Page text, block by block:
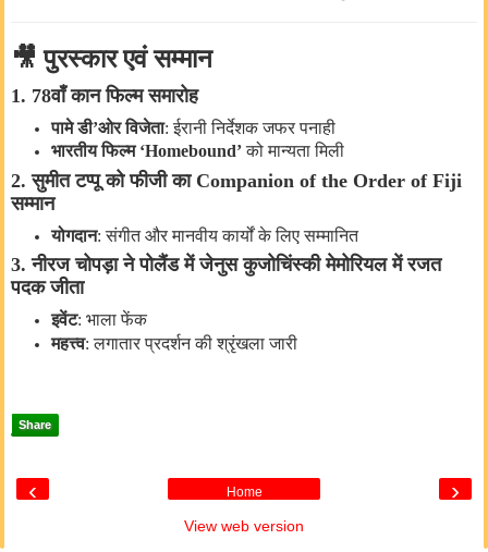
🎥पुरस्कार एवं सम्मान
1. 78वाँ कान फिल्म समारोह
पामे डी’ओर विजेता:ईरानी निर्देशक जफर पनाही
भारतीय फिल्म‘Homebound’ को मान्यता मिली
2.सुमीत टप्पू को फीजी काCompanion of the Order of Fiji
सम्मान
योगदान:संगीत और मानवीय कार्यों के लिए सम्मानित
3.नीरज चोपड़ा ने पोलैंड में जेनुस कुजोचिंस्की मेमोरियल में रजत
पदक जीता
इवेंट:भाला फेंक
महत्त्व:लगातार प्रदर्शन की श्रृंखला जारी
Share
‹ ›
Home
View web version